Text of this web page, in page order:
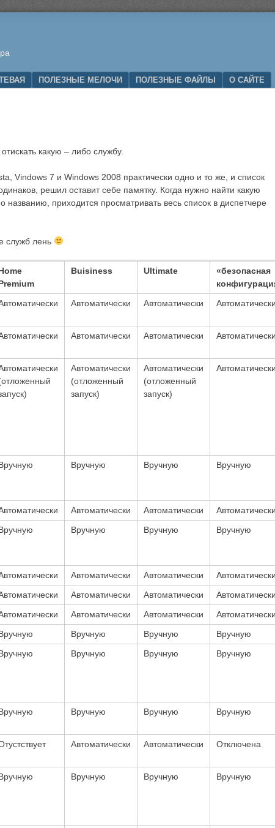
ПОЛЕЗНЫЕ МЕЛОЧИ ПОЛЕЗНЫЕ ФАЙЛЫ О САЙТЕ
какую – либо службу.
Vindows 7 и Windows 2008 практически одно и то же, и список
решил оставит себе памятку. Когда нужно найти какую
названию, приходится просматривать весь список в диспетчере
служб лень
Buisiness Ultimate
«безопасная
Автоматически Автоматически
Автоматически Автоматически
Автоматически
(отложенный
запуск)
Автоматически
(отложенный
запуск)
Вручную Вручную Вручную
Автоматически Автоматически
Вручную Вручную Вручную
Автоматически Автоматически
Автоматически Автоматически
Автоматически Автоматически
Вручную Вручную
Вручную
Вручную Вручную Вручную
Вручную Вручную Вручную
Автоматически Автоматически Отключена
Вручную Вручную Вручную